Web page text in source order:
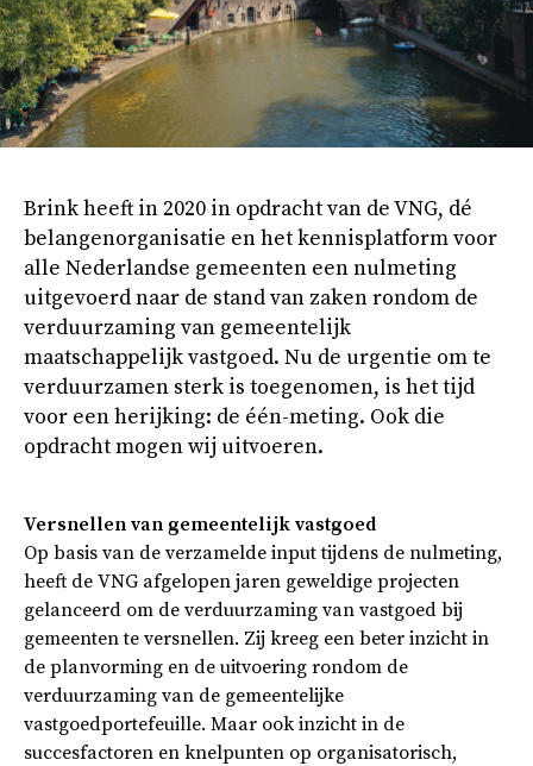
Brink heeft in 2020 in opdracht van de VNG, dé
belangenorganisatie en het kennisplatform voor
alle Nederlandse gemeenten een nulmeting
uitgevoerd naar de stand van zaken rondom de
verduurzaming van gemeentelijk
maatschappelijk vastgoed. Nu de urgentie om te
verduurzamen sterk is toegenomen, is het tijd
voor een herijking: de één-meting. Ook die
opdracht mogen wij uitvoeren.
Versnellen van gemeentelijk vastgoed
Op basis van de verzamelde input tijdens de nulmeting,
heeft de VNG afgelopen jaren geweldige projecten
gelanceerd om de verduurzaming van vastgoed bij
gemeenten te versnellen. Zij kreeg een beter inzicht in
de planvorming en de uitvoering rondom de
verduurzaming van de gemeentelijke
vastgoedportefeuille. Maar ook inzicht in de
succesfactoren en knelpunten op organisatorisch,